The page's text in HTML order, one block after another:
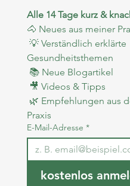
Alle 14 Tage kurz &
🐴 Neues aus meiner
💡 Verständlich erklärte
Gesundheitsthemen
📚 Neue Blogartikel
🎥 Videos & Tipps
🌿 Empfehlungen aus
Praxis
E-Mail-Adresse *
kostenlos